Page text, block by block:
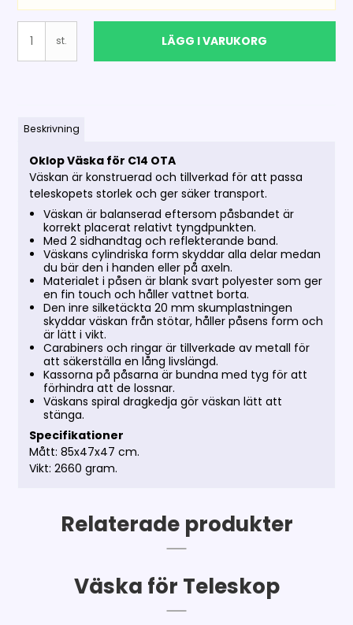
st. LÄGG I VARUKORG
Beskrivning
Oklop Väska för C14 OTA
Väskan är konstruerad och tillverkad för att passa
teleskopets storlek och ger säker transport.
Väskan är balanserad eftersom påsbandet är
korrekt placerat relativt tyngdpunkten.
Med 2 sidhandtag och reflekterande band.
Väskans cylindriska form skyddar alla delar medan
du bär den i handen eller på axeln.
Materialet i påsen är blank svart polyester som ger
en fin touch och håller vattnet borta.
Den inre silketäckta 20 mm skumplastningen
skyddar väskan från stötar, håller påsens form och
är lätt i vikt.
Carabiners och ringar är tillverkade av metall för
att säkerställa en lång livslängd.
Kassorna på påsarna är bundna med tyg för att
förhindra att de lossnar.
Väskans spiral dragkedja gör väskan lätt att
stänga.
Specifikationer
Mått: 85x47x47 cm.
Vikt: 2660 gram.
Relaterade produkter
Väska för Teleskop